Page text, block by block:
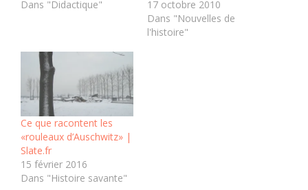
Dans "Didactique"
17 octobre 2010
Dans "Nouvelles de
l'histoire"
Ce que racontent les
«rouleaux d’Auschwitz» |
Slate.fr
15 février 2016
Dans "Histoire savante"